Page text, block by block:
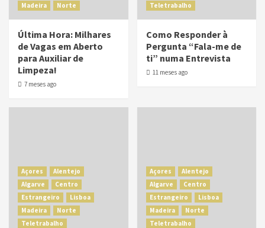
Madeira
Norte
Última Hora: Milhares
de Vagas em Aberto
para Auxiliar de
Limpeza!
7 meses ago
Teletrabalho
Como Responder à
Pergunta “Fala-me de
ti” numa Entrevista
11 meses ago
Açores
Alentejo
Algarve
Centro
Estrangeiro
Lisboa
Madeira
Norte
Teletrabalho
Açores
Alentejo
Algarve
Centro
Estrangeiro
Lisboa
Madeira
Norte
Teletrabalho